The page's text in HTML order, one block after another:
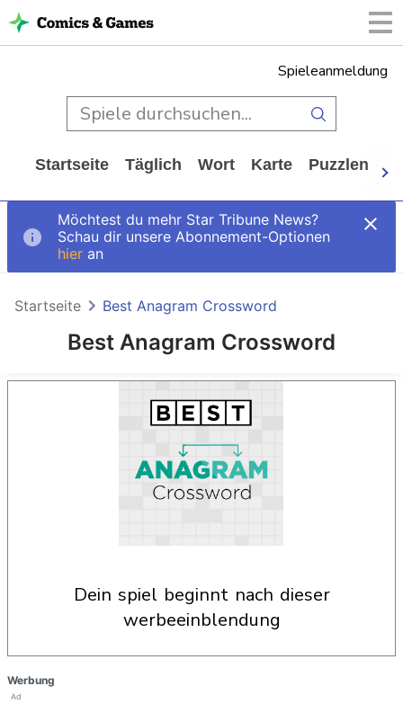
Spieleanmeldung
Startseite Täglich Wort Karte Puzzlen
Möchtest du mehr Star Tribune News?
Schau dir unsere Abonnement-Optionen
hier an
Best Anagram Crossword
Startseite Best Anagram Crossword
dein spiel beginnt nach dieser
werbeeinblendung
Werbung
Ad